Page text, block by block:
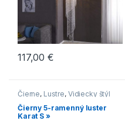
117,00€
Čierne, Lustre, Vidiecky štýl
Čierny 5-ramenný luster
Karat S »